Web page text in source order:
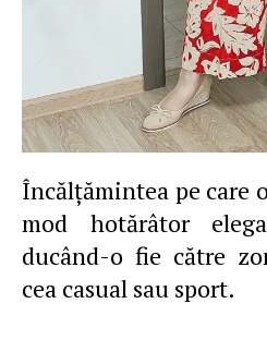
Încălţămintea pe care
mod hotărâtor
ducând-o fie către
cea casual sau sport.